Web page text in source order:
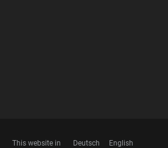
This website in Deutsch English